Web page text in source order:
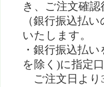
き、ご注文確認
（銀行振込払
いたします。
・銀行振込払
を除く)に指定
ご注文日より